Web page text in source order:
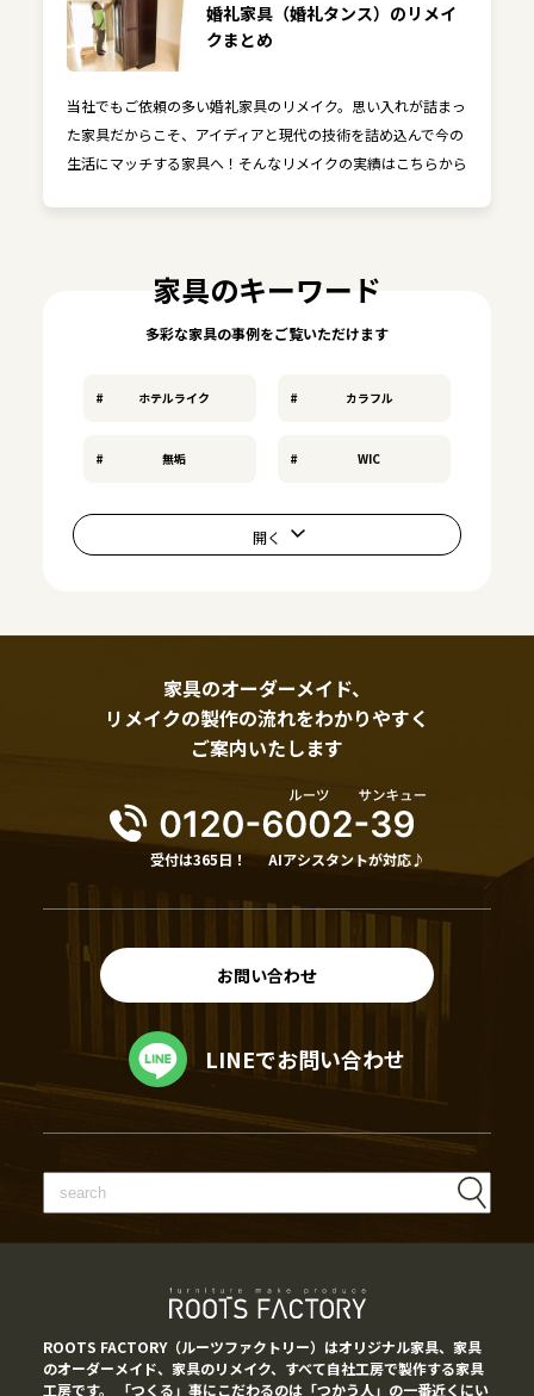
婚礼家具（婚礼タンス）のリメイ
クまとめ
当社でもご依頼の多い婚礼家具のリメイク。思い入れが詰まっ
た家具だからこそ、アイディアと現代の技術を詰め込んで今の
生活にマッチする家具へ！そんなリメイクの実績はこちらから
家具のキーワード
多彩な家具の事例をご覧いただけます
ホテルライク カラフル
無垢 WIC
家具のオーダーメイド、
リメイクの製作の流れをわかりやすく
ご案内いたします
受付は365日！ AIアシスタントが対応♪
お問い合わせ
LINEでお問い合わせ
ROOTS FACTORY（ルーツファクトリー）はオリジナル家具、家具
のオーダーメイド、家具のリメイク、すべて自社工房で製作する家具
工房です。 「つくる」事にこだわるのは「つかう人」の一番近くにい